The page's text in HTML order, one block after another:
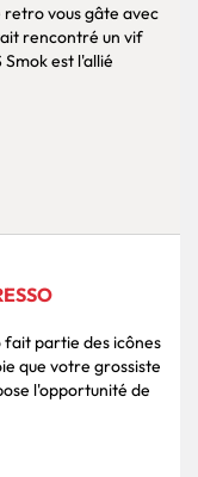
vous gâte avec
rencontré un vif
fait partie des icônes
que votre grossiste
l'opportunité de